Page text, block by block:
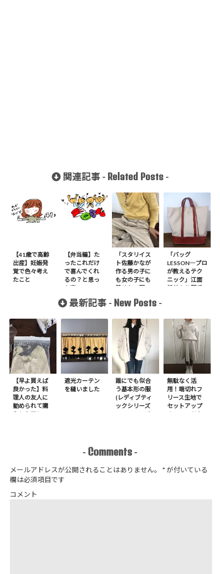
関連記事 - Related Posts-
【41歳で高齢
出産】妊娠発
覚で色々考え
たこと
【弁当編】た
ったこれだけ
で喜んでくれ
るの？と思っ
た事
「スタリイス
ト佐藤かなが
作る男の子に
も女の子にも
着せたい服」
ロイでパンツ
た。
「バッグ
LESSON―プロ
が教えるテク
ニック」江面
旨美より厚手
ました
最新記事 - New Posts -
【早よ買えば
良かった】料
理人の友人に
勧められて購
入したアレ
遮光カーテン
を縫いました
誰にでも似合
う基本形の服
(レディブティ
ックシリーズ
no.8272) か
アップジャケ
ットを作りま
無駄なく活
用！端切れフ
リース生地で
セットアップ
＋スヌードを1
- Comments -
メールアドレスが公開されることはありません。 *が付いている
欄は必須項目です
コメント